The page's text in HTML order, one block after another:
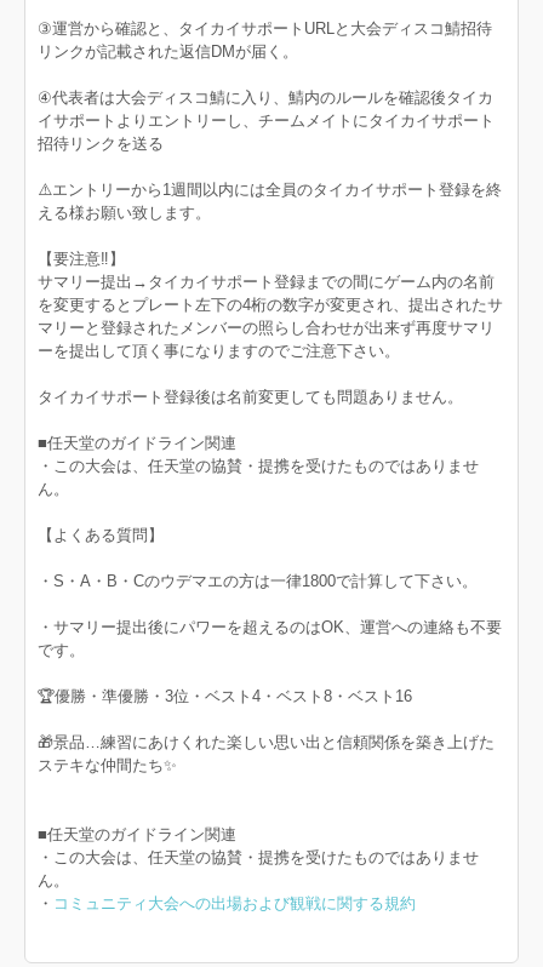
③運営から確認と、タイカイサポートURLと大会ディスコ鯖招待
リンクが記載された返信DMが届く。
④代表者は大会ディスコ鯖に入り、鯖内のルールを確認後タイカ
イサポートよりエントリーし、チームメイトにタイカイサポート
招待リンクを送る
⚠️エントリーから1週間以内には全員のタイカイサポート登録を終
える様お願い致します。
【要注意‼️】
サマリー提出→タイカイサポート登録までの間にゲーム内の名前
を変更するとプレート左下の4桁の数字が変更され、提出されたサ
マリーと登録されたメンバーの照らし合わせが出来ず再度サマリ
ーを提出して頂く事になりますのでご注意下さい。
タイカイサポート登録後は名前変更しても問題ありません。
■任天堂のガイドライン関連
・この大会は、任天堂の協賛・提携を受けたものではありませ
ん。
【よくある質問】
・S・A・B・Cのウデマエの方は一律1800で計算して下さい。
・サマリー提出後にパワーを超えるのはOK、運営への連絡も不要
です。
🏆優勝・準優勝・3位・ベスト4・ベスト8・ベスト16
🎁景品…練習にあけくれた楽しい思い出と信頼関係を築き上げた
ステキな仲間たち✨
■任天堂のガイドライン関連
・この大会は、任天堂の協賛・提携を受けたものではありませ
ん。
・ コミュニティ大会への出場および観戦に関する規約